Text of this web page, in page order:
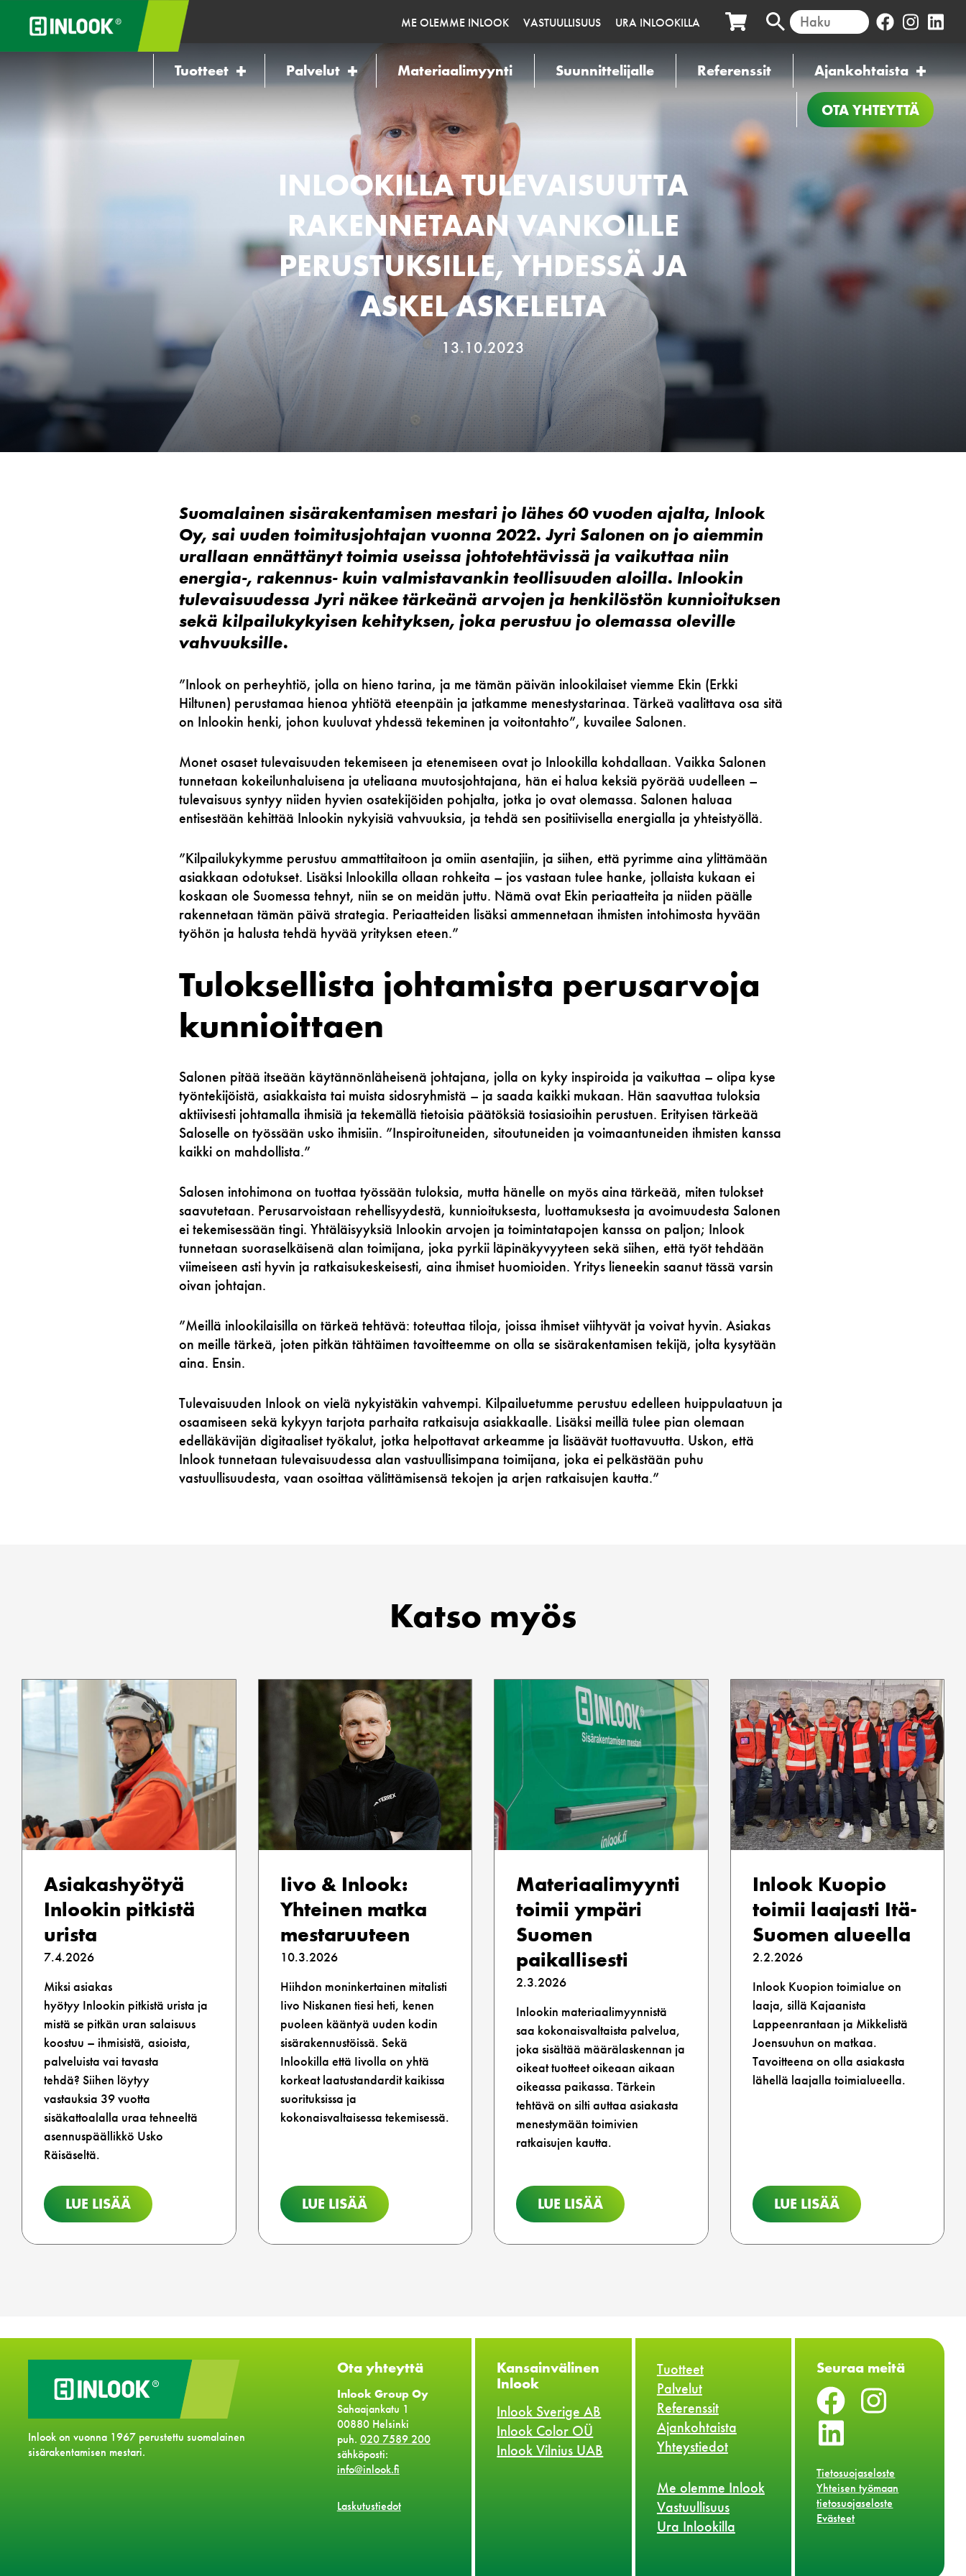
ME OLEMME INLOOK VASTUULLISUUS URA INLOOKILLA
Tuotteet Palvelut Materiaalimyynti Suunnittelijalle Referenssit Ajankohtaista
OTA YHTEYTTÄ
INLOOKILLA TULEVAISUUTTA
RAKENNETAAN VANKOILLE
PERUSTUKSILLE, YHDESSÄ JA
ASKEL ASKELELTA
13.10.2023
Suomalainen sisärakentamisen mestari jo lähes 60 vuoden ajalta, Inlook
Oy, sai uuden toimitusjohtajan vuonna 2022. Jyri Salonen on jo aiemmin
urallaan ennättänyt toimia useissa johtotehtävissä ja vaikuttaa niin
energia-, rakennus- kuin valmistavankin teollisuuden aloilla. Inlookin
tulevaisuudessa Jyri näkee tärkeänä arvojen ja henkilöstön kunnioituksen
sekä kilpailukykyisen kehityksen, joka perustuu jo olemassa oleville
vahvuuksille.
”Inlook on perheyhtiö, jolla on hieno tarina, ja me tämän päivän inlookilaiset viemme Ekin (Erkki
Hiltunen) perustamaa hienoa yhtiötä eteenpäin ja jatkamme menestystarinaa. Tärkeä vaalittava osa sitä
on Inlookin henki, johon kuuluvat yhdessä tekeminen ja voitontahto”, kuvailee Salonen.
Monet osaset tulevaisuuden tekemiseen ja etenemiseen ovat jo Inlookilla kohdallaan. Vaikka Salonen
tunnetaan kokeilunhaluisena ja uteliaana muutosjohtajana, hän ei halua keksiä pyörää uudelleen –
tulevaisuus syntyy niiden hyvien osatekijöiden pohjalta, jotka jo ovat olemassa. Salonen haluaa
entisestään kehittää Inlookin nykyisiä vahvuuksia, ja tehdä sen positiivisella energialla ja yhteistyöllä.
”Kilpailukykymme perustuu ammattitaitoon ja omiin asentajiin, ja siihen, että pyrimme aina ylittämään
asiakkaan odotukset. Lisäksi Inlookilla ollaan rohkeita – jos vastaan tulee hanke, jollaista kukaan ei
koskaan ole Suomessa tehnyt, niin se on meidän juttu. Nämä ovat Ekin periaatteita ja niiden päälle
rakennetaan tämän päivä strategia. Periaatteiden lisäksi ammennetaan ihmisten intohimosta hyvään
työhön ja halusta tehdä hyvää yrityksen eteen.”
Tuloksellista johtamista perusarvoja
kunnioittaen
Salonen pitää itseään käytännönläheisenä johtajana, jolla on kyky inspiroida ja vaikuttaa – olipa kyse
työntekijöistä, asiakkaista tai muista sidosryhmistä – ja saada kaikki mukaan. Hän saavuttaa tuloksia
aktiivisesti johtamalla ihmisiä ja tekemällä tietoisia päätöksiä tosiasioihin perustuen. Erityisen tärkeää
Saloselle on työssään usko ihmisiin. ”Inspiroituneiden, sitoutuneiden ja voimaantuneiden ihmisten kanssa
kaikki on mahdollista.”
Salosen intohimona on tuottaa työssään tuloksia, mutta hänelle on myös aina tärkeää, miten tulokset
saavutetaan. Perusarvoistaan rehellisyydestä, kunnioituksesta, luottamuksesta ja avoimuudesta Salonen
ei tekemisessään tingi. Yhtäläisyyksiä Inlookin arvojen ja toimintatapojen kanssa on paljon; Inlook
tunnetaan suoraselkäisenä alan toimijana, joka pyrkii läpinäkyvyyteen sekä siihen, että työt tehdään
viimeiseen asti hyvin ja ratkaisukeskeisesti, aina ihmiset huomioiden. Yritys lieneekin saanut tässä varsin
oivan johtajan.
”Meillä inlookilaisilla on tärkeä tehtävä: toteuttaa tiloja, joissa ihmiset viihtyvät ja voivat hyvin. Asiakas
on meille tärkeä, joten pitkän tähtäimen tavoitteemme on olla se sisärakentamisen tekijä, jolta kysytään
aina. Ensin.
Tulevaisuuden Inlook on vielä nykyistäkin vahvempi. Kilpailuetumme perustuu edelleen huippulaatuun ja
osaamiseen sekä kykyyn tarjota parhaita ratkaisuja asiakkaalle. Lisäksi meillä tulee pian olemaan
edelläkävijän digitaaliset työkalut, jotka helpottavat arkeamme ja lisäävät tuottavuutta. Uskon, että
Inlook tunnetaan tulevaisuudessa alan vastuullisimpana toimijana, joka ei pelkästään puhu
vastuullisuudesta, vaan osoittaa välittämisensä tekojen ja arjen ratkaisujen kautta.”
Katso myös
Asiakashyötyä
Inlookin pitkistä
urista
7.4.2026
Miksi asiakas
hyötyy Inlookin pitkistä urista ja
mistä se pitkän uran salaisuus
koostuu – ihmisistä, asioista,
palveluista vai tavasta
tehdä? Siihen löytyy
vastauksia 39 vuotta
sisäkattoalalla uraa tehneeltä
asennuspäällikkö Usko
Räisäseltä.
LUE LISÄÄ
Iivo & Inlook:
Yhteinen matka
mestaruuteen
10.3.2026
Hiihdon moninkertainen mitalisti
Iivo Niskanen tiesi heti, kenen
puoleen kääntyä uuden kodin
sisärakennustöissä. Sekä
Inlookilla että Iivolla on yhtä
korkeat laatustandardit kaikissa
suorituksissa ja
kokonaisvaltaisessa tekemisessä.
LUE LISÄÄ
Materiaalimyynti
toimii ympäri
Suomen
paikallisesti
2.3.2026
Inlookin materiaalimyynnistä
saa kokonaisvaltaista palvelua,
joka sisältää määrälaskennan ja
oikeat tuotteet oikeaan aikaan
oikeassa paikassa. Tärkein
tehtävä on silti auttaa asiakasta
menestymään toimivien
ratkaisujen kautta.
LUE LISÄÄ
Inlook Kuopio
toimii laajasti Itä-
Suomen alueella
2.2.2026
Inlook Kuopion toimialue on
laaja, sillä Kajaanista
Lappeenrantaan ja Mikkelistä
Joensuuhun on matkaa.
Tavoitteena on olla asiakasta
lähellä laajalla toimialueella.
LUE LISÄÄ
Inlook on vuonna 1967 perustettu suomalainen
sisärakentamisen mestari.
Ota yhteyttä
Inlook Group Oy
Sahaajankatu 1
00880 Helsinki
puh. 020 7589 200
sähköposti:
info@inlook.fi
Laskutustiedot
Kansainvälinen
Inlook
Inlook Sverige AB
Inlook Color OÜ
Inlook Vilnius UAB
Tuotteet
Palvelut
Referenssit
Ajankohtaista
Yhteystiedot
Me olemme Inlook
Vastuullisuus
Ura Inlookilla
Seuraa meitä
Tietosuojaseloste
Yhteisen työmaan
tietosuojaseloste
Evästeet